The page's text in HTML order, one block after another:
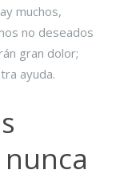
muchos,
no deseados
gran dolor;
ayuda.